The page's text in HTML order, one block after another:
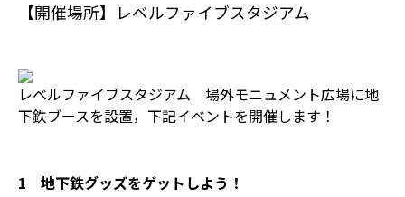
【開催場所】
レベルファイブスタジアム
レベルファイブスタジアム 場外モニュメント広場に地
下鉄ブースを設置，下記イベントを開催します！
1 地下鉄グッズをゲットしよう！